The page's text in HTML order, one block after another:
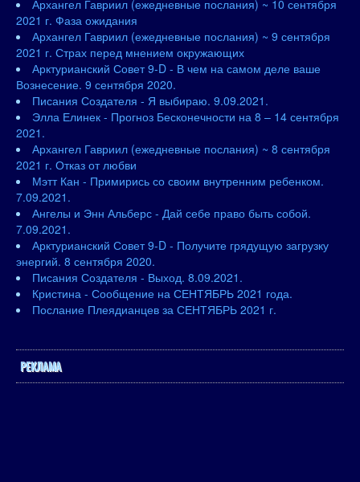
Архангел Гавриил (ежедневные послания) ~ 10 сентября
2021 г. Фаза ожидания
Архангел Гавриил (ежедневные послания) ~ 9 сентября
2021 г. Страх перед мнением окружающих
Арктурианский Совет 9-D - В чем на самом деле ваше
Вознесение. 9 сентября 2020.
Писания Создателя - Я выбираю. 9.09.2021.
Элла Елинек - Прогноз Бесконечности на 8 – 14 сентября
2021.
Архангел Гавриил (ежедневные послания) ~ 8 сентября
2021 г. Отказ от любви
Мэтт Кан - Примирись со своим внутренним ребенком.
7.09.2021.
Ангелы и Энн Альберс - Дай себе право быть собой.
7.09.2021.
Арктурианский Совет 9-D - Получите грядущую загрузку
энергий. 8 сентября 2020.
Писания Создателя - Выход. 8.09.2021.
Кристина - Сообщение на СЕНТЯБРЬ 2021 года.
Послание Плеядианцев за СЕНТЯБРЬ 2021 г.
РЕКЛАМА